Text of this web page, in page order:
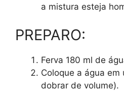
a mistura esteja
PREPARO:
Ferva 180 ml de
Coloque a água em
dobrar de volume).